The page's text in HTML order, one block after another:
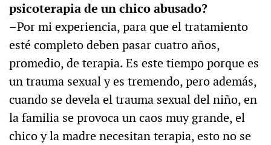
psicoterapia de un chico abusado?
–Por mi experiencia, para que el tratamiento
esté completo deben pasar cuatro años,
promedio, de terapia. Es este tiempo porque es
un trauma sexual y es tremendo, pero además,
cuando se devela el trauma sexual del niño, en
la familia se provoca un caos muy grande, el
chico y la madre necesitan terapia, esto no se